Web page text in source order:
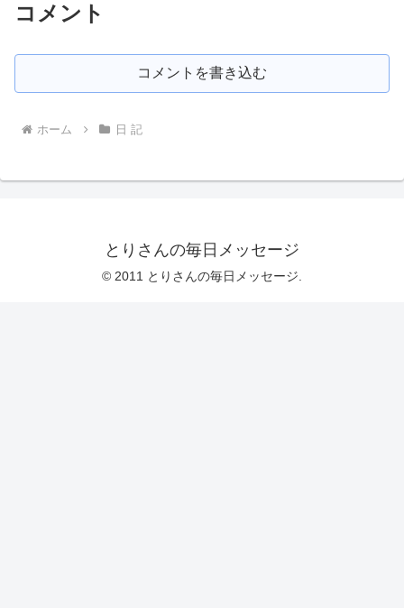
コメント
コメントを書き込む
ホーム 日 記
とりさんの毎日メッセージ
© 2011 とりさんの毎日メッセージ.